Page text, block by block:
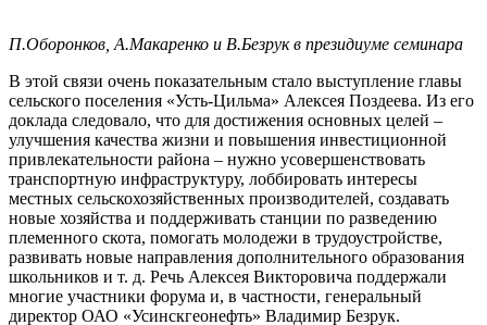
П.Оборонков, А.Макаренко и В.Безрук в президиуме семинара
В этой связи очень показательным стало выступление главы
сельского поселения «Усть-Цильма» Алексея Поздеева. Из его
доклада следовало, что для достижения основных целей –
улучшения качества жизни и повышения инвестиционной
привлекательности района – нужно усовершенствовать
транспортную инфраструктуру, лоббировать интересы
местных сельскохозяйственных производителей, создавать
новые хозяйства и поддерживать станции по разведению
племенного скота, помогать молодежи в трудоустройстве,
развивать новые направления дополнительного образования
школьников и т. д. Речь Алексея Викторовича поддержали
многие участники форума и, в частности, генеральный
директор ОАО «Усинскгеонефть» Владимир Безрук.